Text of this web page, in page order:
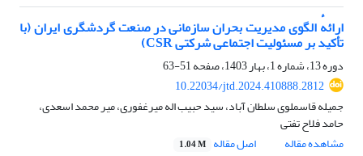
ارائهٔ الگوی مدیریت بحران سازمانی در صنعت گردشگری ایران (با
تأکید بر مسئولیت اجتماعی شرکتی CSR)
دوره 13، شماره 1، بهار 1403، صفحه
51-63
10.22034/jtd.2024.410888.2812
جمیله قاسملوی سلطان آباد، سید حبیب اله میرغفوری، میر محمد اسعدی،
حامد فلاح تفتی
مشاهده مقاله
اصل مقاله 1.04 M